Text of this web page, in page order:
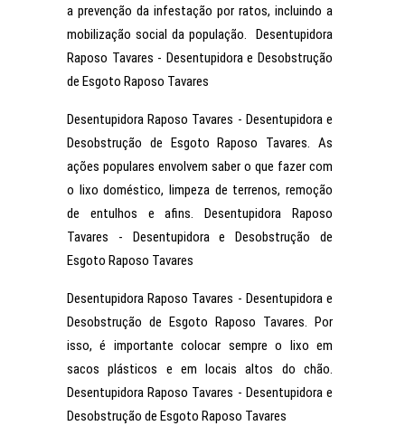
a prevenção da infestação por ratos, incluindo a
mobilização social da população. Desentupidora
Raposo Tavares - Desentupidora e Desobstrução
de Esgoto Raposo Tavares
Desentupidora Raposo Tavares - Desentupidora e
Desobstrução de Esgoto Raposo Tavares. As
ações populares envolvem saber o que fazer com
o lixo doméstico, limpeza de terrenos, remoção
de entulhos e afins. Desentupidora Raposo
Tavares - Desentupidora e Desobstrução de
Esgoto Raposo Tavares
Desentupidora Raposo Tavares - Desentupidora e
Desobstrução de Esgoto Raposo Tavares. Por
isso, é importante colocar sempre o lixo em
sacos plásticos e em locais altos do chão.
Desentupidora Raposo Tavares - Desentupidora e
Desobstrução de Esgoto Raposo Tavares